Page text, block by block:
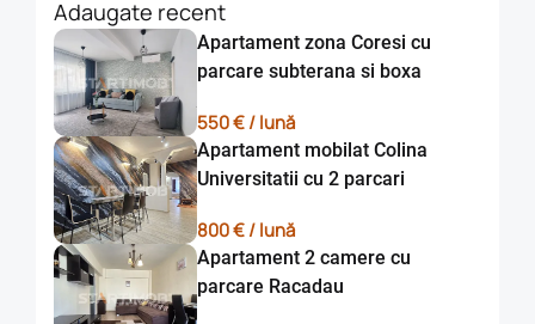
chirii lunare pentru buna desfasurare a contractului .
Comisionul Agentiei reprezinta 50% din valoarea primei
chirii, platibil o singura data la semnarea contractului de
inchiriere !
Detalii si vizionare la nr. de tel: 0733.092.093, persoana de
contact -Aura Popa.
Adaugate recent
Apartament zona Coresi cu
parcare subterana si boxa
550 € / lună
Apartament mobilat Colina
Universitatii cu 2 parcari
800 € / lună
Apartament 2 camere cu
parcare Racadau